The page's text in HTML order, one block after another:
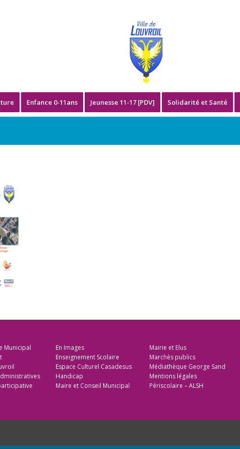
Enfance 0-11ans Jeunesse 11-17 [PDV] Solidarité et Santé
Municipal
En Images
Enseignement Scolaire
Espace Culturel Casadesus
Handicap
Maire et Conseil Municipal
Mairie et Elus
Marchés publics
Médiathèque George Sand
Mentions légales
Périscolaire – ALSH